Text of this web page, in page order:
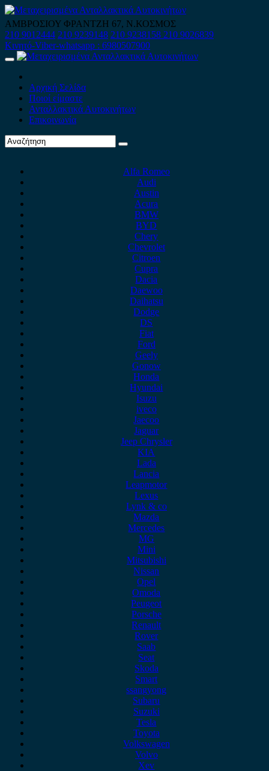
Skip
to
content
ΑΜΒΡΟΣΙΟΥ ΦΡΑΝΤΖΗ 67, Ν.ΚΟΣΜΟΣ
210 9012444 210 9239148 210 9238158 210 9026839
Κινητό-Viber-whatsapp : 6980507900
Primary
Αρχική Σελίδα
Ποιοί είμαστε
Ανταλλακτικά Αυτοκινήτων
Επικοινωνία
Alfa Romeo
Audi
Austin
Acura
BMW
BYD
Chery
Chevrolet
Citroen
Cupra
Dacia
Daewoo
Daihatsu
Dodge
DS
Fiat
Ford
Geely
Gonow
Honda
Hyundai
Isuzu
iveco
Jaecoo
Jaguar
Jeep Chrysler
KIA
Lada
Lancia
Leapmotor
Lexus
Lynk & co
Mazda
Mercedes
MG
Mini
Mitsubishi
Nissan
Opel
Omoda
Peugeot
Porsche
Renault
Rover
Saab
Seat
Skoda
Smart
ssangyong
Subaru
Suzuki
Tesla
Toyota
Volkswagen
Volvo
Xev